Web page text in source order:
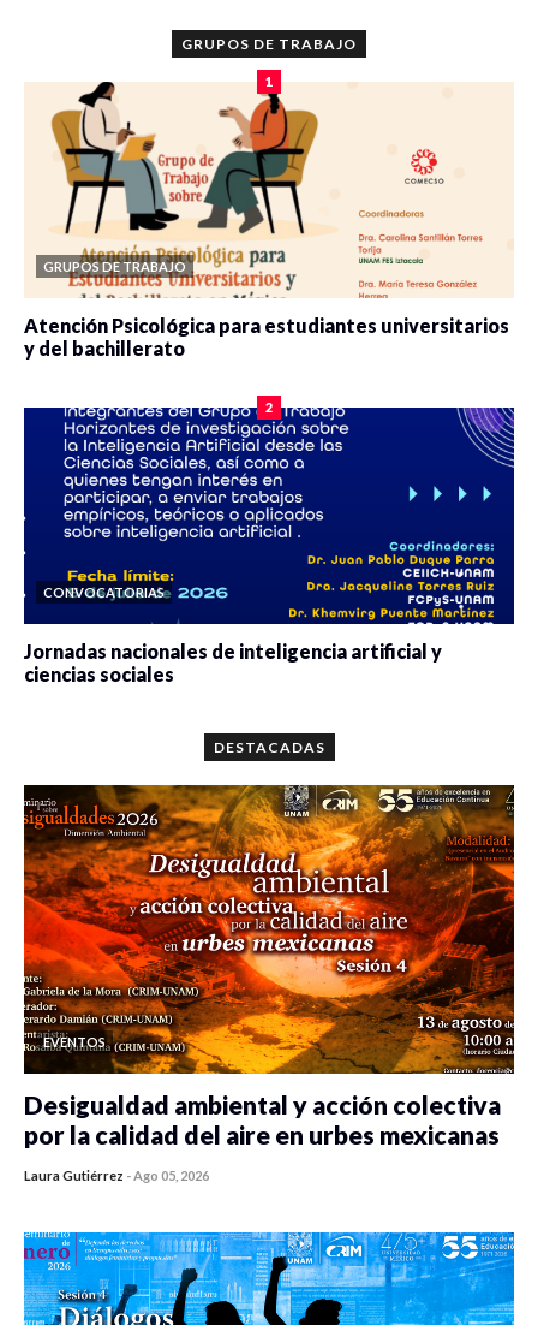
GRUPOS DE TRABAJO
1
GRUPOS DE TRABAJO
Atención Psicológica para estudiantes universitarios
y del bachillerato
2
CONVOCATORIAS
Jornadas nacionales de inteligencia artificial y
ciencias sociales
DESTACADAS
EVENTOS
Desigualdad ambiental y acción colectiva
por la calidad del aire en urbes mexicanas
Laura Gutiérrez -Ago 05, 2026